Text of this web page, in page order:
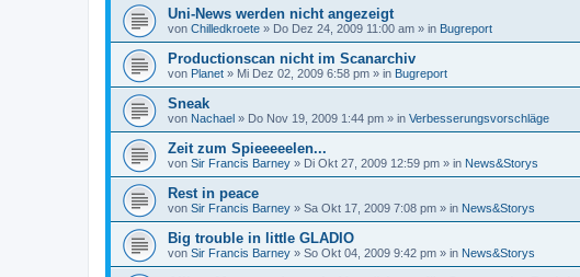
Uni-News werden nicht angezeigt
von Chilledkroete » Do Dez 24, 2009 11:00 am » in Bugreport
Productionscan nicht im Scanarchiv
von Planet » Mi Dez 02, 2009 6:58 pm » in Bugreport
Sneak
von Nachael » Do Nov 19, 2009 1:44 pm » in Verbesserungsvorschläge
Zeit zum Spieeeeelen...
von Sir Francis Barney » Di Okt 27, 2009 12:59 pm » in News&Storys
Rest in peace
von Sir Francis Barney » Sa Okt 17, 2009 7:08 pm » in News&Storys
Big trouble in little GLADIO
von Sir Francis Barney » So Okt 04, 2009 9:42 pm » in News&Storys